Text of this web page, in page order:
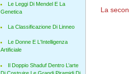
La
Le Leggi Di Mendel E La
Genetica
La Classificazione Di Linneo
Le Donne E L'Intelligenza
Artificiale
Il Doppio Shaduf Dentro L’arte